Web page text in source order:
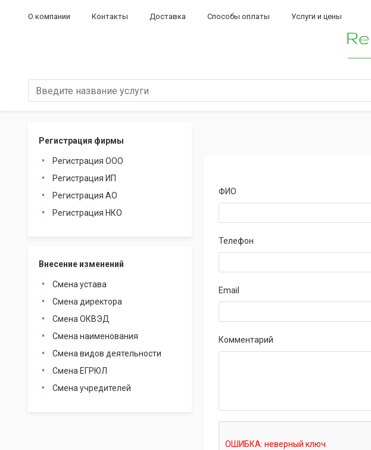
О компании Контакты Доставка Способы оплаты Услуги и цены
Регистрация фирмы
Регистрация ООО
Регистрация ИП
Регистрация АО
Регистрация НКО
Внесение изменений
Смена устава
Смена директора
Смена ОКВЭД
Смена наименования
Смена видов деятельности
Смена ЕГРЮЛ
Смена учредителей
ФИО
Телефон
Email
Комментарий